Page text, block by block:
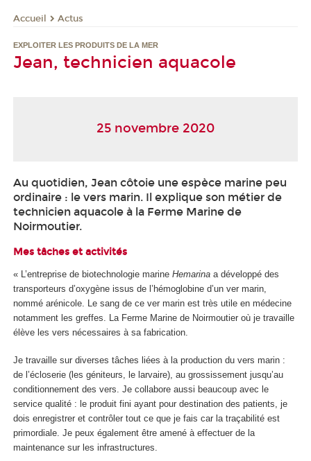
Accueil Actus
EXPLOITER LES PRODUITS DE LA MER
Jean, technicien aquacole
25 novembre 2020
Au quotidien, Jean côtoie une espèce marine peu
ordinaire : le vers marin. Il explique son métier de
technicien aquacole à la Ferme Marine de
Noirmoutier.
Mes tâches et activités
« L’entreprise de biotechnologie marine Hemarina a développé des
transporteurs d’oxygène issus de l’hémoglobine d’un ver marin,
nommé arénicole. Le sang de ce ver marin est très utile en médecine
notamment les greffes. La Ferme Marine de Noirmoutier où je travaille
élève les vers nécessaires à sa fabrication.
Je travaille sur diverses tâches liées à la production du vers marin :
de l’écloserie (les géniteurs, le larvaire), au grossissement jusqu’au
conditionnement des vers. Je collabore aussi beaucoup avec le
service qualité : le produit fini ayant pour destination des patients, je
dois enregistrer et contrôler tout ce que je fais car la traçabilité est
primordiale. Je peux également être amené à effectuer de la
maintenance sur les infrastructures.